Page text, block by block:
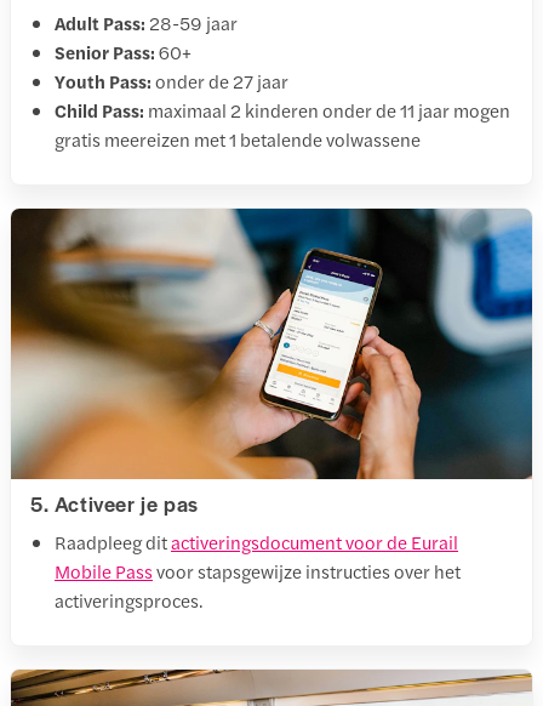
Adult Pass: 28-59 jaar
Senior Pass:60+
Youth Pass:onder de 27 jaar
Child Pass: maximaal 2 kinderen onder de 11 jaar mogen
gratis meereizen met 1 betalende volwassene
5. Activeer je pas
Raadpleeg ditactiveringsdocument voor de Eurail
Mobile Passvoor stapsgewijze instructies over het
activeringsproces.